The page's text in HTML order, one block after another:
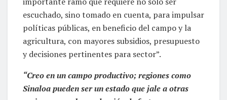
importante ramo que requiere no sólo ser
escuchado, sino tomado en cuenta, para impulsar
políticas públicas, en beneficio del campo y la
agricultura, con mayores subsidios, presupuesto
y decisiones pertinentes para sector”.
“Creo en un campo productivo; regiones como
Sinaloa pueden ser un estado que jale a otras